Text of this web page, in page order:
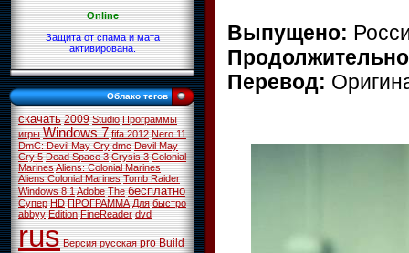
Online
Защита от спама и мата
активирована.
Облако тегов
скачать 2009 Studio Программы
игры Windows 7 fifa 2012 Nero 11
DmC: Devil May Cry dmc Devil May
Cry 5 Dead Space 3 Crysis 3 Colonial
MarinesAliens: Colonial Marines
Aliens Colonial Marines Tomb Raider
Windows 8.1Adobe The бесплатно
Супер HD ПРОГРАММА Для быстро
abbyy Edition FineReader dvd
rus Версия русская pro Build
Выпущено:
Перевод: